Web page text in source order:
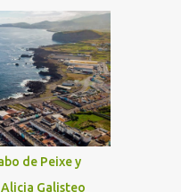
por
curiosidad de
su vida, contada
"El pelotazo"
de Peixe y
Galisteo